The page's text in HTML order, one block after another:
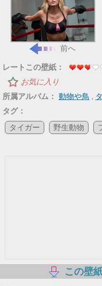
前へ
レートこの壁紙：
お気に入り
所属アルバム：
動物や鳥 ,
タグ：
タイガー
野生動物
この壁